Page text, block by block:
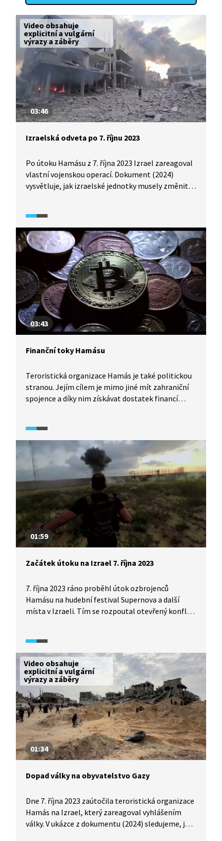
Video obsahuje
explicitní a vulgární
výrazy a záběry
03:46
Izraelská odveta po 7. říjnu 2023
Po útoku Hamásu z 7. října 2023 Izrael zareagoval
vlastní vojenskou operací. Dokument (2024)
vysvětluje, jak izraelské jednotky musely změnit
válka změnila Gazu k nepoznání.
03:43
Finanční toky Hamásu
Teroristická organizace Hamás je také politickou
stranou. Jejím cílem je mimo jiné mít zahraniční
spojence a díky nim získávat dostatek financí
pořadu o Hamásu (2023) vysvětluje, odkud přesně
Hamás získává finanční podporu a jaké strategie
k tomu volí.
01:59
Začátek útoku na Izrael 7. října 2023
7. října 2023 ráno proběhl útok ozbrojenců
Hamásu na hudební festival Supernova a další
místa v Izraeli. Tím se rozpoutal otevřený konflikt
jak probíhal začátek celého útoku. Dění vidíme
nejen očima účastníků hudebního festivalu, ale
hlavně útočníků, kteří si vše točili na kamery.
Video obsahuje
explicitní a vulgární
výrazy a záběry
01:34
Dopad války na obyvatelstvo Gazy
Dne 7. října 2023 zaútočila teroristická organizace
Hamás na Izrael, který zareagoval vyhlášením
války. V ukázce z dokumentu (2024) sledujeme, jak